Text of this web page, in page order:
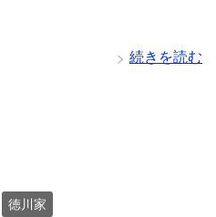
続きを読む
徳川家